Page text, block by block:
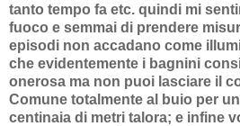
tanto tempo fa etc. quindi mi
fuoco e semmai di prendere
episodi non accadano come
che evidentemente i bagnini
onerosa ma non puoi lasciare il
Comune totalmente al buio per
centinaia di metri talora; e infine